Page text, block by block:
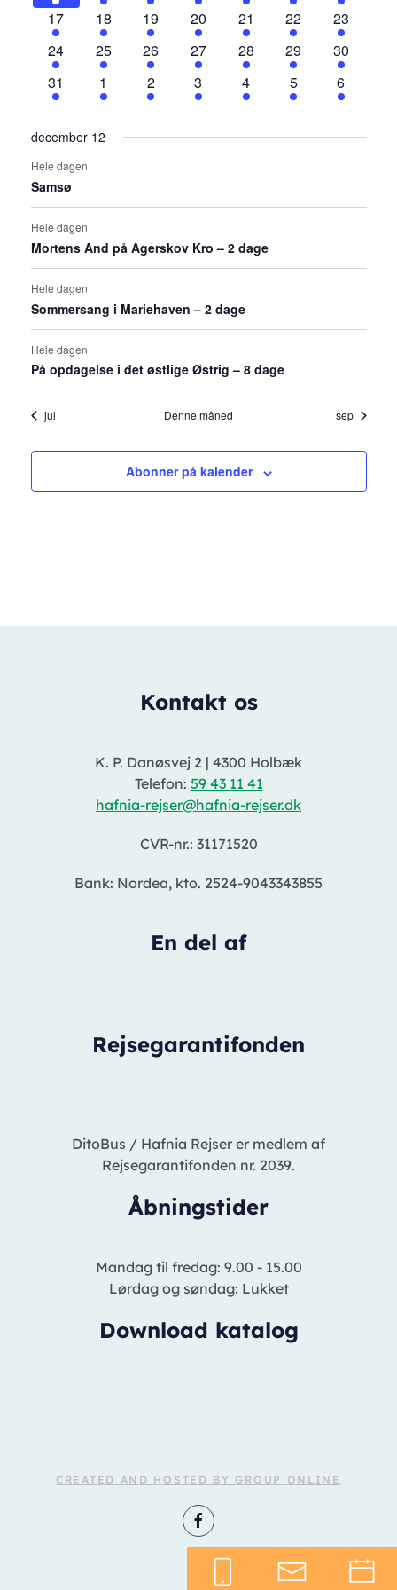
begivenhederbegivenhederbegivenhederbegivenhederbegivenhederbegivenheder
4
begivenheder
17
4
begivenheder
18
4
begivenheder
19
4
begivenheder
20
4
begivenheder
21
4
begivenheder
22
4
23
4
begivenheder
24
3
begivenheder
25
3
begivenheder
26
3
begivenheder
27
2
begivenheder
28
2
begivenheder
29
2
30
2
begivenheder
31
2
begivenheder
1
2
begivenheder
2
2
begivenheder
3
2
begivenheder
4
2
begivenheder
5
1
6
december 12
Hele dagen
Samsø
Hele dagen
Mortens And på Agerskov Kro – 2 dage
Hele dagen
Sommersang i Mariehaven – 2 dage
Hele dagen
På opdagelse i det østlige Østrig – 8 dage
jul Denne måned sep
Abonner på kalender
Kontakt os
K. P. Danøsvej 2 | 4300 Holbæk
Telefon: 59 43 11 41
hafnia-rejser@hafnia-rejser.dk
CVR-nr.: 31171520
Bank: Nordea, kto. 2524-9043343855
En del af
Rejsegarantifonden
DitoBus / Hafnia Rejser er medlem af
Rejsegarantifonden nr. 2039.
Åbningstider
Mandag til fredag: 9.00 - 15.00
Lørdag og søndag: Lukket
Download katalog
CREATED AND HOSTED BY GROUP ONLINE